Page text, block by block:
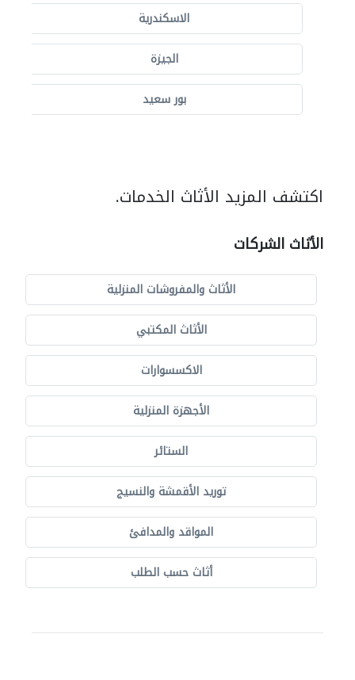
الاسكندرية
الجيزة
بور سعيد
اكتشف المزيد الأثاث الخدمات.
الأثاث الشركات
الأثاث والمفروشات المنزلية
الأثاث المكتبي
الاكسسوارات
الأجهزة المنزلية
الستائر
توريد الأقمشة والنسيج
المواقد والمدافئ
أثاث حسب الطلب